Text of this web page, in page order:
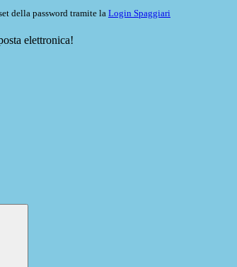
della password tramite la Login Spaggiari
elettronica!